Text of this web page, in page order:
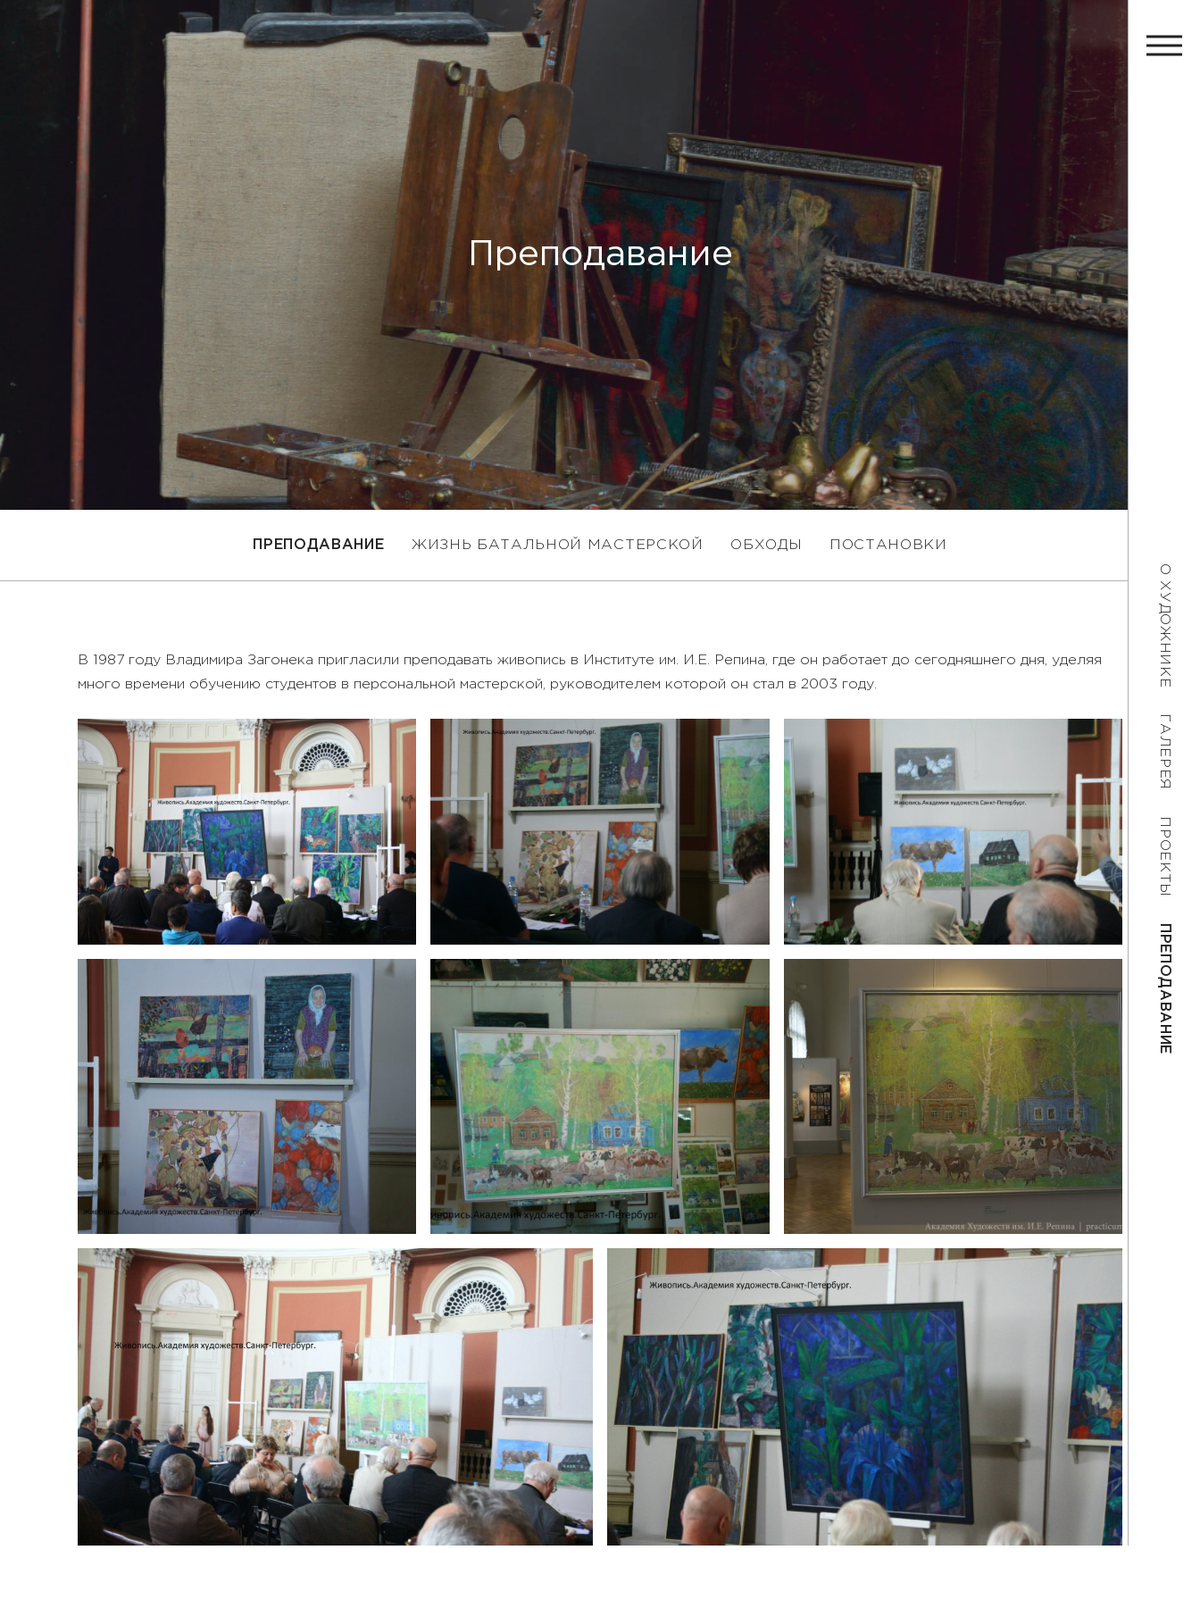
О ХУДОЖНИКЕ
ГАЛЕРЕЯ
ПРОЕКТЫ
ПРЕПОДАВАНИЕ
Преподавание
ПРЕПОДАВАНИЕ ЖИЗНЬ БАТАЛЬНОЙ МАСТЕРСКОЙ ОБХОДЫ ПОСТАНОВКИ
В 1987 году Владимира Загонека пригласили преподавать живопись в Институте им. И.Е. Репина, где он работает до сегодняшнего дня, уделяя
много времени обучению студентов в персональной мастерской, руководителем которой он стал в 2003 году.